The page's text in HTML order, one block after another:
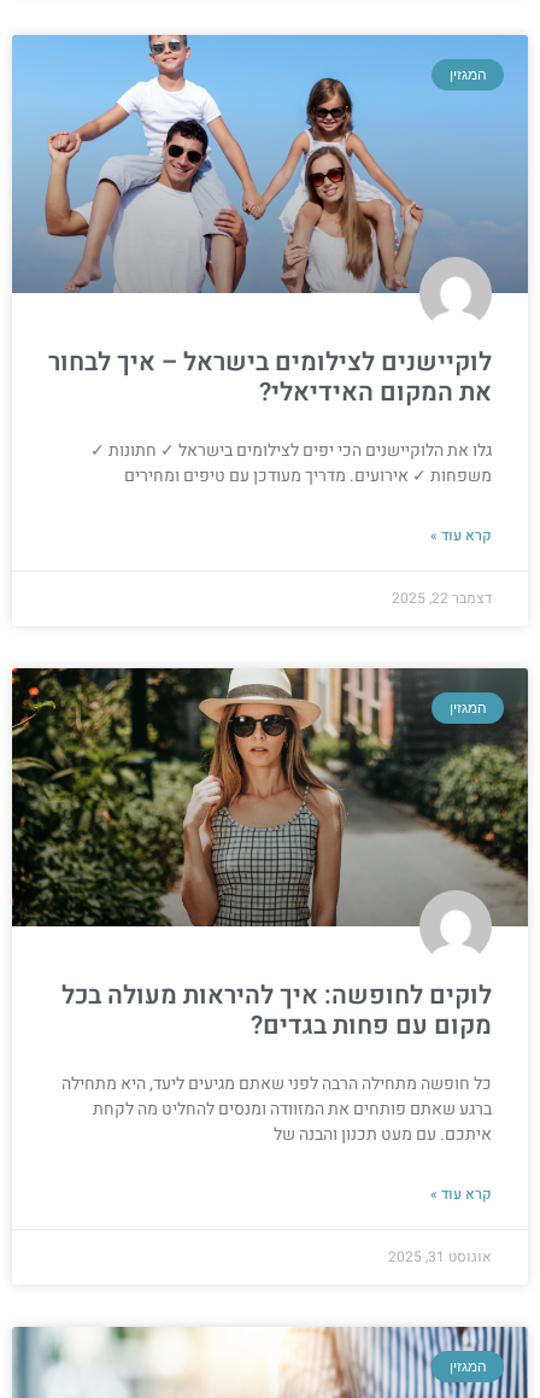
המגזין
לוקיישנים לצילומים בישראל – איך לבחור
את המקום האידיאלי?
גלו את הלוקיישנים הכי יפים לצילומים בישראל ✓ חתונות ✓
משפחות ✓ אירועים. מדריך מעודכן עם טיפים ומחירים
קרא עוד »
דצמבר 22, 2025
המגזין
לוקים לחופשה: איך להיראות מעולה בכל
מקום עם פחות בגדים?
כל חופשה מתחילה הרבה לפני שאתם מגיעים ליעד, היא מתחילה
ברגע שאתם פותחים את המזוודה ומנסים להחליט מה לקחת
איתכם. עם מעט תכנון והבנה של
קרא עוד »
אוגוסט 31, 2025
המגזין